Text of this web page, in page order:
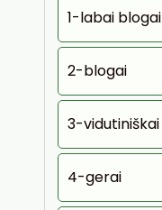
1-labai blogai
2-blogai
3-vidutiniškai
4-gerai